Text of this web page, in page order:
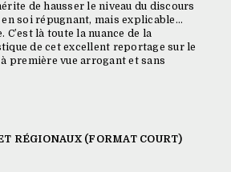
de hausser le niveau du discours
soi répugnant, mais explicable…
C’est là toute la nuance de la
de cet excellent reportage sur le
première vue arrogant et sans
RÉGIONAUX (FORMAT COURT)